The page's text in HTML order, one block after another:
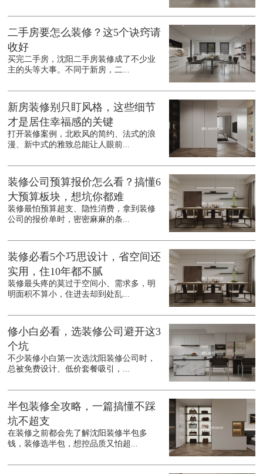
二手房要怎么装修？这5个诀窍请
收好
买完二手房，沈阳二手房装修成了不少业
主的头等大事。不同于新房，二...
新房装修别只盯风格，这些细节
才是居住幸福感的关键
打开装修案例，北欧风的简约、法式的浪
漫、新中式的雅致总能让人眼前...
装修公司预算报价怎么看？搞懂6
大预算板块，想坑你都难
装修最怕预算超支、隐性消费，拿到装修
公司的报价单时，密密麻麻的条...
装修必看5个巧思设计，省空间还
实用，住10年都不腻
装修最头疼的莫过于空间小、需求多，明
明面积不算小，住进去却到处乱...
修小白必看，选装修公司避开这3
个坑
不少装修小白第一次选沈阳装修公司时，
总被免费设计、低价套餐吸引，...
半包装修全攻略，一篇搞懂不踩
坑不超支
在装修之前都会先了解沈阳装修半包多
钱，装修选半包，想控品质又怕超...